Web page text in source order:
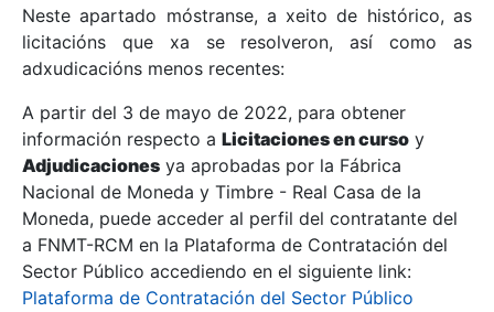
Mostrar/Ocultar
Mostrar/Ocultar
Mostrar/Ocultar
Neste apartado móstranse, a xeito de histórico, as
licitacións que xa se resolveron, así como as
adxudicacións menos recentes:
A partir del 3 de mayo de 2022, para obtener
información respecto a Licitaciones en curso y
Adjudicaciones ya aprobadas por la Fábrica
Nacional de Moneda y Timbre - Real Casa de la
Moneda, puede acceder al perfil del contratante del
a FNMT-RCM en la Plataforma de Contratación del
Sector Público accediendo en el siguiente link:
Plataforma de Contratación del Sector Público